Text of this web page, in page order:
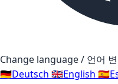
Change language / 언어
🇩🇪Deutsch 🇬🇧English 🇪🇸